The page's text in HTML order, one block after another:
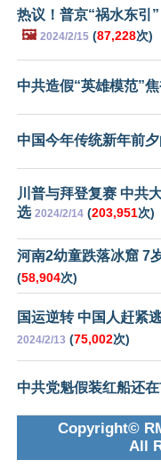
热议！普京“祸水东引
🖼️ 2024/2/15 (87,228次)
中共造假“英雄模范”
中国今年传统新年前
川普与拜登复赛 中共
选 2024/2/14 (203,951次)
河南2幼童跌落冰窟 7
(58,904次)
国运逆转 中国人赶紧
2024/2/13 (75,002次)
中共党魁假装红船还
Copyright©
All